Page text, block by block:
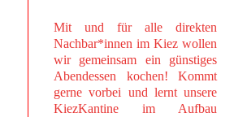
Mit und für alle direkten
Nachbar*innen im Kiez wollen
wir gemeinsam ein günstiges
Abendessen kochen! Kommt
gerne vorbei und lernt unsere
KiezKantine im Aufbau